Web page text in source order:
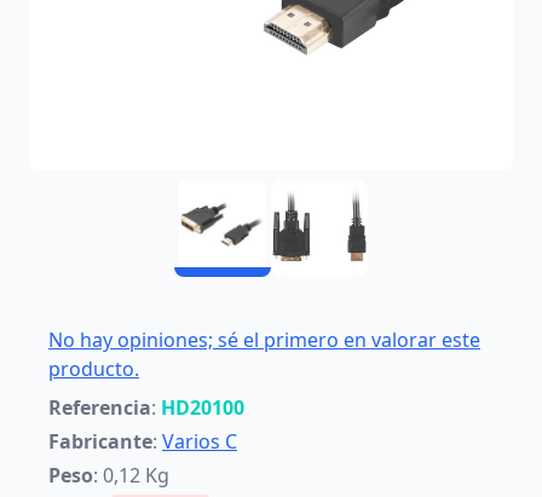
No hay opiniones; sé el primero en valorar este
producto.
Referencia: HD20100
Fabricante: Varios C
Peso: 0,12 Kg